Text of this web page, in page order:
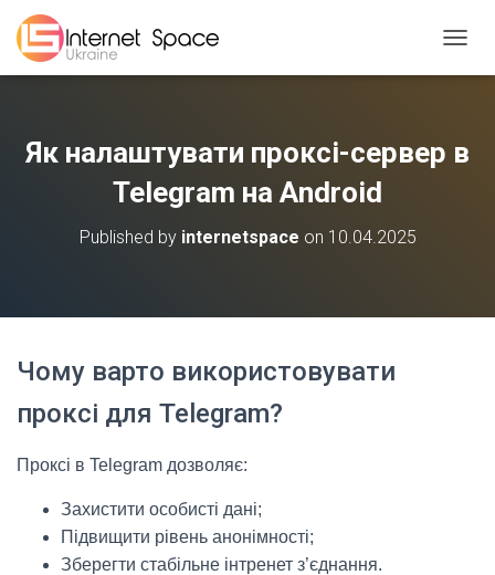
Як налаштувати проксі-сервер в
Telegram на Android
Published by internetspace on 10.04.2025
Чому варто використовувати
проксі для Telegram?
Проксі в Telegram дозволяє:
Захистити особисті дані;
Підвищити рівень анонімності;
Зберегти стабільне інтренет з’єднання.